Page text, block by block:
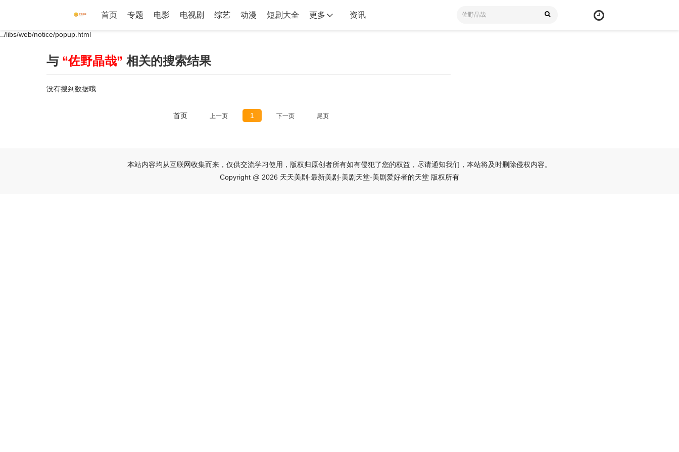
首页 专题 电影 电视剧 综艺 动漫 短剧大全 更多 资讯
../libs/web/notice/popup.html
与 “佐野晶哉” 相关的搜索结果
没有搜到数据哦
首页 上一页 1 下一页 尾页
本站内容均从互联网收集而来，仅供交流学习使用，版权归原创者所有如有侵犯了您的权益，尽请通知我们，本站将及时删除侵权内容。
Copyright @ 2026 天天美剧-最新美剧-美剧天堂-美剧爱好者的天堂 版权所有